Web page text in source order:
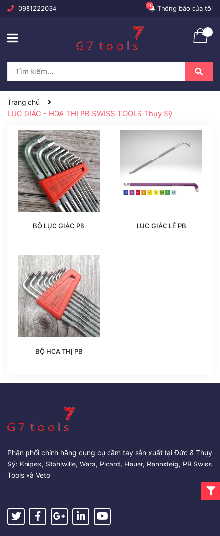
0981222034 Thông báo của tôi
26
Trang chủ
LỤC GIÁC - HOA THỊ PB SWISS TOOLS Thụy Sỹ
BỘ LỤC GIÁC PB LỤC GIÁC LẺ PB
BỘ HOA THỊ PB
Phân phối chính hãng dụng cụ cầm tay sản xuất tại Đức & Thụy
Sỹ: Knipex, Stahlwille, Wera, Picard, Heuer, Rennsteig, PB Swiss
Tools và Veto